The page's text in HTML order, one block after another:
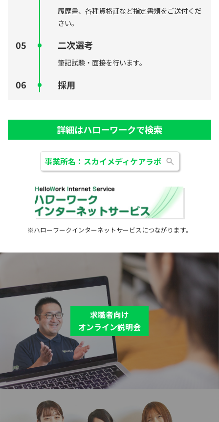
履歴書、各種資格証など指定書類をご送付くだ
さい。
二次選考
筆記試験・面接を行います。
採用
詳細はハローワークで検索
事業所名：スカイメディケアラボ
※ハローワークインターネットサービスにつながります。
求職者向け
オンライン説明会